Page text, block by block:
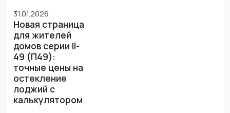
31.01.2026
Новая страница
для жителей
домов серии II-
49 (П49):
точные цены на
остекление
лоджий с
калькулятором